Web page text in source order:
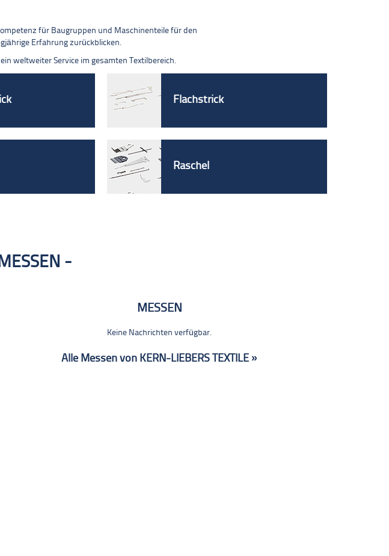
für Baugruppen und Maschinenteile für den
Erfahrung zurückblicken.
weltweiter Service im gesamten Textilbereich.
Flachstrick
Raschel
MESSEN
Keine Nachrichten verfügbar.
Alle Messen von KERN-LIEBERS TEXTILE »